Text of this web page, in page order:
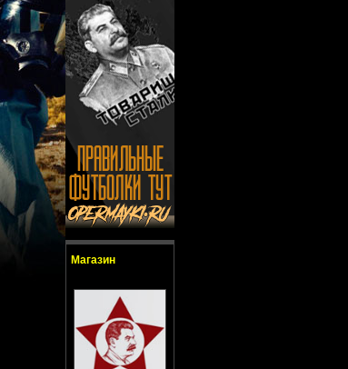
Магазин